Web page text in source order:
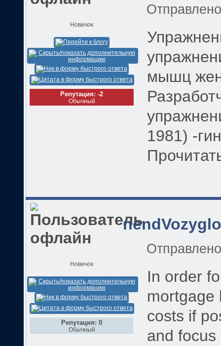
Новичок
Репутация: -2
Обычный
мышц
1981) -
Новичок
Репутация: 0
Обычный
In order
mortgage
costs if
and